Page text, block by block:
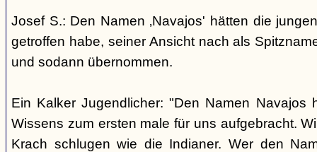
Josef S.: Den Namen ‚Navajos' hätten die
getroffen habe, seiner Ansicht nach als
und sodann übernommen.
Ein Kalker Jugendlicher: "Den Namen Navajos
Wissens zum ersten male für uns aufgebracht.
Krach schlugen wie die Indianer. Wer den